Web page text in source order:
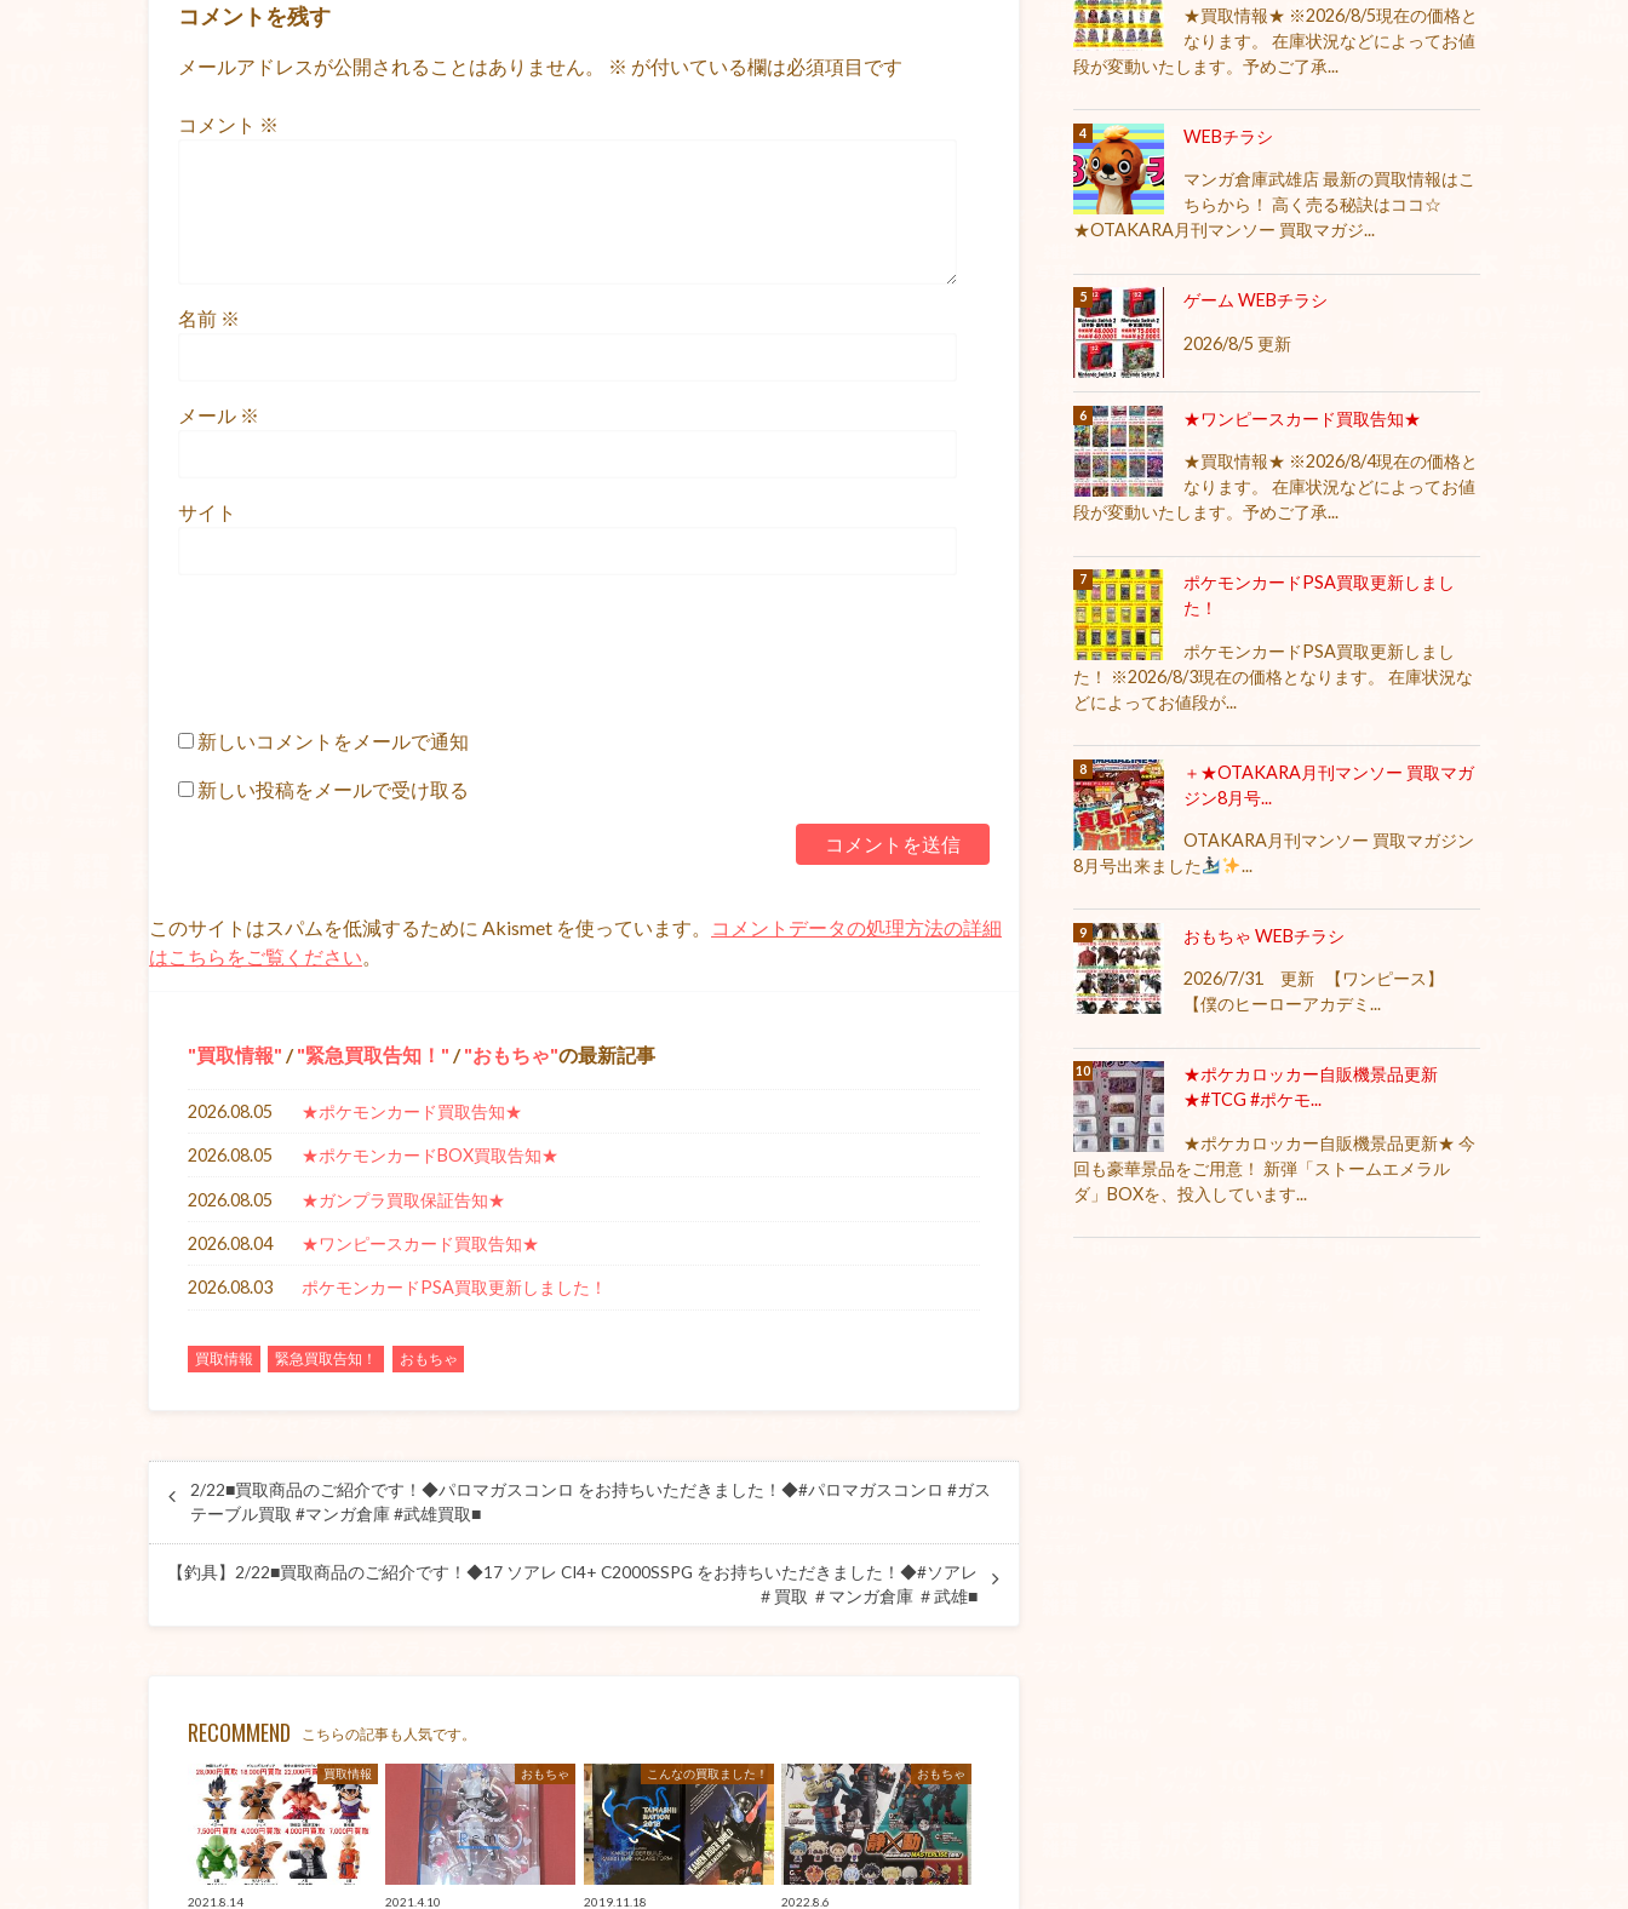
コメントを残す
メールアドレスが公開されることはありません。 ※ が付いている欄は必須項目です
コメント ※
名前 ※
メール ※
サイト
新しいコメントをメールで通知
新しい投稿をメールで受け取る
このサイトはスパムを低減するために Akismet を使っています。
コメントデータの処理方法の詳細
はこちらをご覧ください
買取情報 / 緊急買取告知！ / おもちゃ の最新記事
2026.08.05 ★ポケモンカード買取告知★
2026.08.05 ★ポケモンカードBOX買取告知★
2026.08.05 ★ガンプラ買取保証告知★
2026.08.04 ★ワンピースカード買取告知★
2026.08.03 ポケモンカードPSA買取更新しました！
買取情報 緊急買取告知！ おもちゃ
2/22■買取商品のご紹介です！◆パロマガスコンロ をお持ちいただきました！◆#パロマガスコンロ #ガス
テーブル買取 #マンガ倉庫 #武雄買取■
【釣具】2/22■買取商品のご紹介です！◆17 ソアレ CI4+ C2000SSPG をお持ちいただきました！◆#ソアレ
＃買取 ＃マンガ倉庫 ＃武雄■
RECOMMEND こちらの記事も人気です。
買取情報
2021.8.14
おもちゃ
2021.4.10
こんなの買取ました！
2019.11.18
おもちゃ
2022.8.6
★買取情報★ ※2026/8/5現在の価格と
なります。 在庫状況などによってお値
段が変動いたします。予めご了承...
WEBチラシ
マンガ倉庫武雄店 最新の買取情報はこ
ちらから！ 高く売る秘訣はココ☆
★OTAKARA月刊マンソー 買取マガジ...
ゲーム WEBチラシ
2026/8/5 更新
★ワンピースカード買取告知★
★買取情報★ ※2026/8/4現在の価格と
なります。 在庫状況などによってお値
段が変動いたします。予めご了承...
ポケモンカードPSA買取更新しまし
た！
ポケモンカードPSA買取更新しまし
た！ ※2026/8/3現在の価格となります。 在庫状況な
どによってお値段が...
＋★OTAKARA月刊マンソー 買取マガ
ジン8月号...
OTAKARA月刊マンソー 買取マガジン
8月号出来ました
...
おもちゃ WEBチラシ
2026/7/31 更新 【ワンピース】
【僕のヒーローアカデミ...
★ポケカロッカー自販機景品更新
★#TCG #ポケモ...
★ポケカロッカー自販機景品更新★ 今
回も豪華景品をご用意！ 新弾「ストームエメラル
ダ」BOXを、投入しています...